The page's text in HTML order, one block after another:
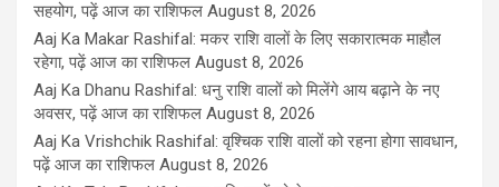
सहयोग, पढ़ें आज का राशिफल August 8, 2026
Aaj Ka Makar Rashifal: मकर राशि वालों के लिए सकारात्मक माहौल
रहेगा, पढ़ें आज का राशिफल August 8, 2026
Aaj Ka Dhanu Rashifal: धनु राशि वालों को मिलेंगे आय बढ़ाने के नए
अवसर, पढ़ें आज का राशिफल August 8, 2026
Aaj Ka Vrishchik Rashifal: वृश्चिक राशि वालों को रहना होगा सावधान,
पढ़ें आज का राशिफल August 8, 2026